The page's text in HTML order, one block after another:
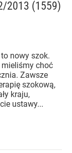
2013 (1559)
nowy szok.
mieliśmy choć
Zawsze
szokową,
kraju,
ustawy...